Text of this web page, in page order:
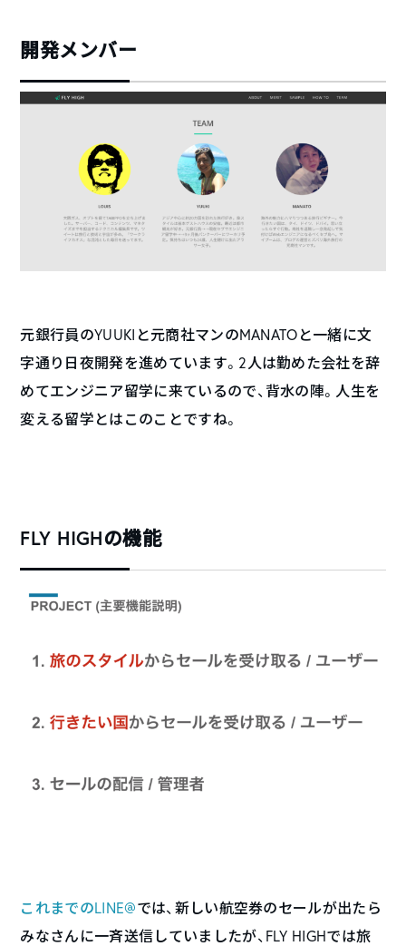
開発メンバー
元銀行員のYUUKIと元商社マンのMANATOと一緒に文
字通り日夜開発を進めています。2人は勤めた会社を辞
めてエンジニア留学に来ているので、背水の陣。人生を
変える留学とはこのことですね。
FLY HIGHの機能
これまでのLINE@では、新しい航空券のセールが出たら
みなさんに一斉送信していましたが、FLY HIGHでは旅